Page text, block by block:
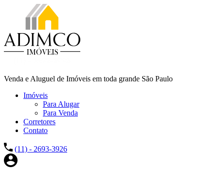
Venda e Aluguel de Imóveis em toda grande São Paulo
Imóveis
Para Alugar
Para Venda
Corretores
Contato
(11) - 2693-3926